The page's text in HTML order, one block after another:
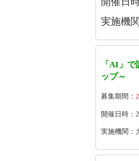
実施機
「AI」
ップ～
募集期間：
開催日時：
実施機関：